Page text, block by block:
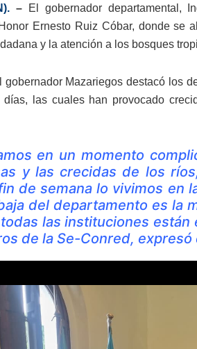
– El gobernador departamental,
Ernesto Ruiz Cóbar, donde se
y la atención a los bosques
gobernador Mazariegos destacó los
las cuales han provocado
en un momento
y las crecidas de los
de semana lo vivimos en
del departamento es la
las instituciones
de la Se-Conred, expresó